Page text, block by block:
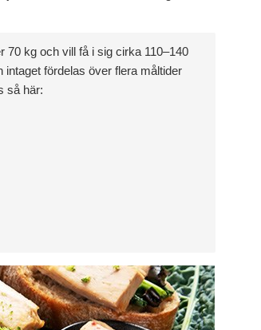
70 kg och vill få i sig cirka 110–140
intaget fördelas över flera måltider
så här: